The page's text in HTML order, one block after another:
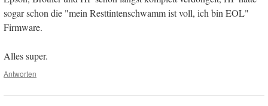
sogar schon die "mein Resttintenschwamm ist voll, ich bin EOL"
Firmware.
Alles super.
Antworten